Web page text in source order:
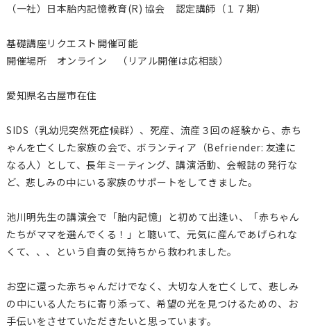
（一社）日本胎内記憶教育(R) 協会 認定講師（１７期）
基礎講座リクエスト開催可能
開催場所 オンライン （リアル開催は応相談）
愛知県名古屋市在住
SIDS（乳幼児突然死症候群）、死産、流産３回の経験から、赤ち
ゃんを亡くした家族の会で、ボランティア（Befriender: 友達に
なる人）として、長年ミーティング、講演活動、会報誌の発行な
ど、悲しみの中にいる家族のサポートをしてきました。
池川明先生の講演会で「胎内記憶」と初めて出逢い、「赤ちゃん
たちがママを選んでくる！」と聴いて、元気に産んであげられな
くて、、、という自責の気持ちから救われました。
お空に還った赤ちゃんだけでなく、大切な人を亡くして、悲しみ
の中にいる人たちに寄り添って、希望の光を見つけるための、お
手伝いをさせていただきたいと思っています。